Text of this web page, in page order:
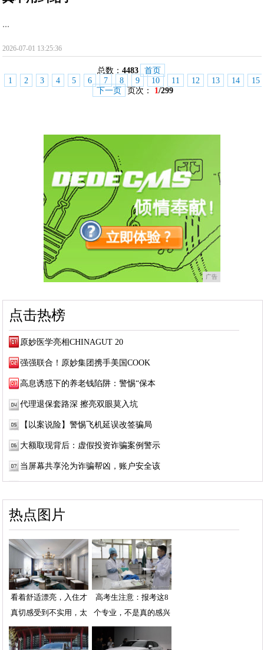
...
2026-07-01 13:25:36
总数： 4483
首页
1
2 3 4 5 6 7 8 9 10 11 12 13 14
15
下一页
页次： 1/299
广告
点击热榜
原妙医学亮相CHINAGUT 20
强强联合！原妙集团携手美国COOK
高息诱惑下的养老钱陷阱：警惕“保本
代理退保套路深 擦亮双眼莫入坑
【以案说险】警惕飞机延误改签骗局
大额取现背后：虚假投资诈骗案例警示
当屏幕共享沦为诈骗帮凶，账户安全该
热点图片
看着舒适漂亮，入住才
真切感受到不实用，太
高考生注意：报考这8
个专业，不是真的感兴